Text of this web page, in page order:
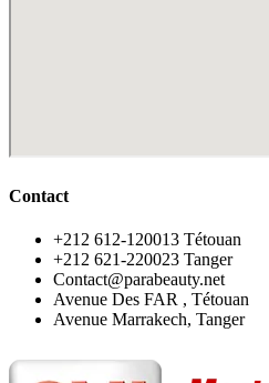
Contact
‪+212 612-120013 Tétouan
‪+212 621-220023 Tanger
Contact@parabeauty.net
Avenue Des FAR , Tétouan
Avenue Marrakech, Tanger